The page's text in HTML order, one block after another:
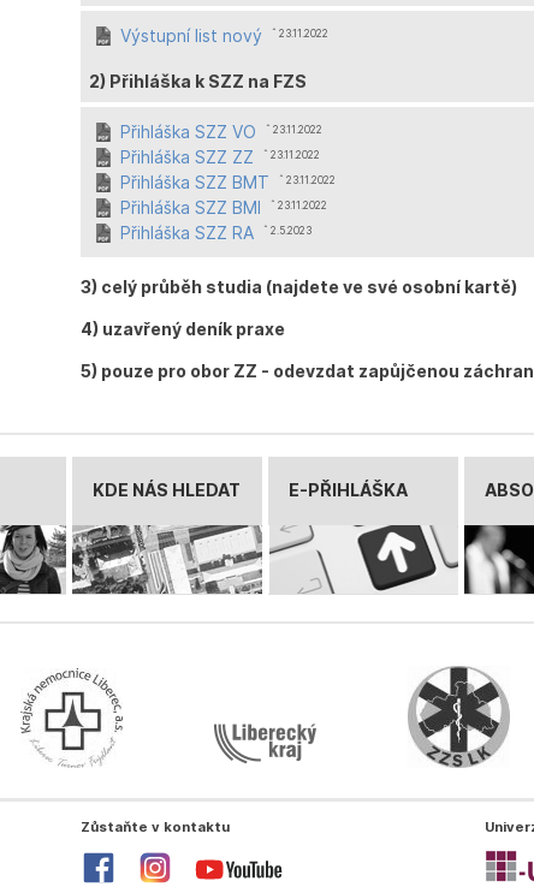
Výstupní list nový ˆ 23.11.2022
2) Přihláška k SZZ na FZS
Přihláška SZZ VO ˆ 23.11.2022
Přihláška SZZ ZZ ˆ 23.11.2022
Přihláška SZZ BMT ˆ 23.11.2022
Přihláška SZZ BMI ˆ 23.11.2022
Přihláška SZZ RA ˆ 2.5.2023
3) celý průběh studia (najdete ve své osobní kartě)
4) uzavřený deník praxe
5) pouze pro obor ZZ - odevzdat zapůjčenou
KDE NÁS HLEDAT E-PŘIHLÁŠKA
Zůstaňte v kontaktu